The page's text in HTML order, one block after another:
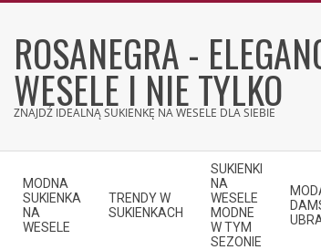
contentROSANEGRA -
WESELE I NIE TYLKO
ZNAJDŹ IDEALNĄ SUKIENKĘ NA WESELE DLA SIEBIE
Navigation
Menu
MODNA
SUKIENKA
NA
WESELE
TRENDY W
SUKIENKACH
SUKIENKI
NA
WESELE
MODNE
W TYM
SEZONIE